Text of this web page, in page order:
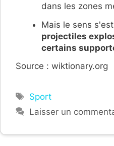
dans les zones
Mais le sens
projectiles
certains
Source : wiktionary.org
Étiquettes
Sport
Laisser un